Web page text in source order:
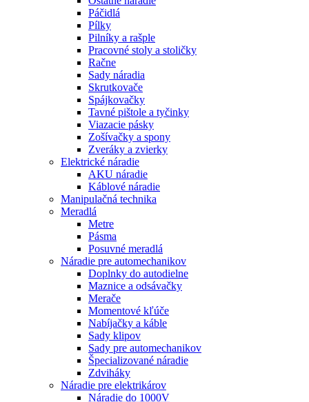
Páčidlá
Pílky
Pilníky a rašple
Pracovné stoly a stoličky
Račne
Sady náradia
Skrutkovače
Spájkovačky
Tavné pištole a tyčinky
Viazacie pásky
Zošívačky a spony
Zveráky a zvierky
Elektrické náradie
AKU náradie
Káblové náradie
Manipulačná technika
Meradlá
Metre
Pásma
Posuvné meradlá
Náradie pre automechanikov
Doplnky do autodielne
Maznice a odsávačky
Merače
Momentové kľúče
Nabíjačky a káble
Sady klipov
Sady pre automechanikov
Špecializované náradie
Zdviháky
Náradie pre elektrikárov
Náradie do 1000V